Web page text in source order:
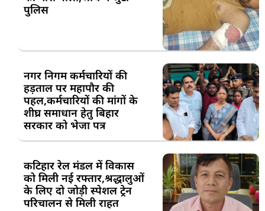
पुलिस
नगर निगम कर्मचारियों की
हड़ताल पर महापौर की
पहल,कर्मचारियों की मांगों के
शीघ्र समाधान हेतु बिहार
सरकार को भेजा पत्र
कटिहार रेल मंडल में विकास
को मिली नई रफ्तार,श्रद्धालुओं
के लिए दो जोड़ी स्पेशल ट्रेन
परिचालन से मिली राहत